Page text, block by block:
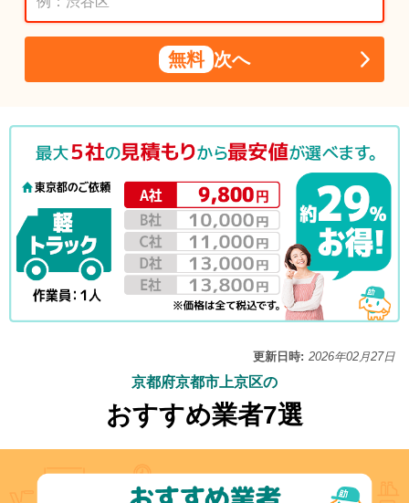
無料 次へ
更新日時: 2026年02月27日
京都府京都市上京区の
おすすめ業者7選